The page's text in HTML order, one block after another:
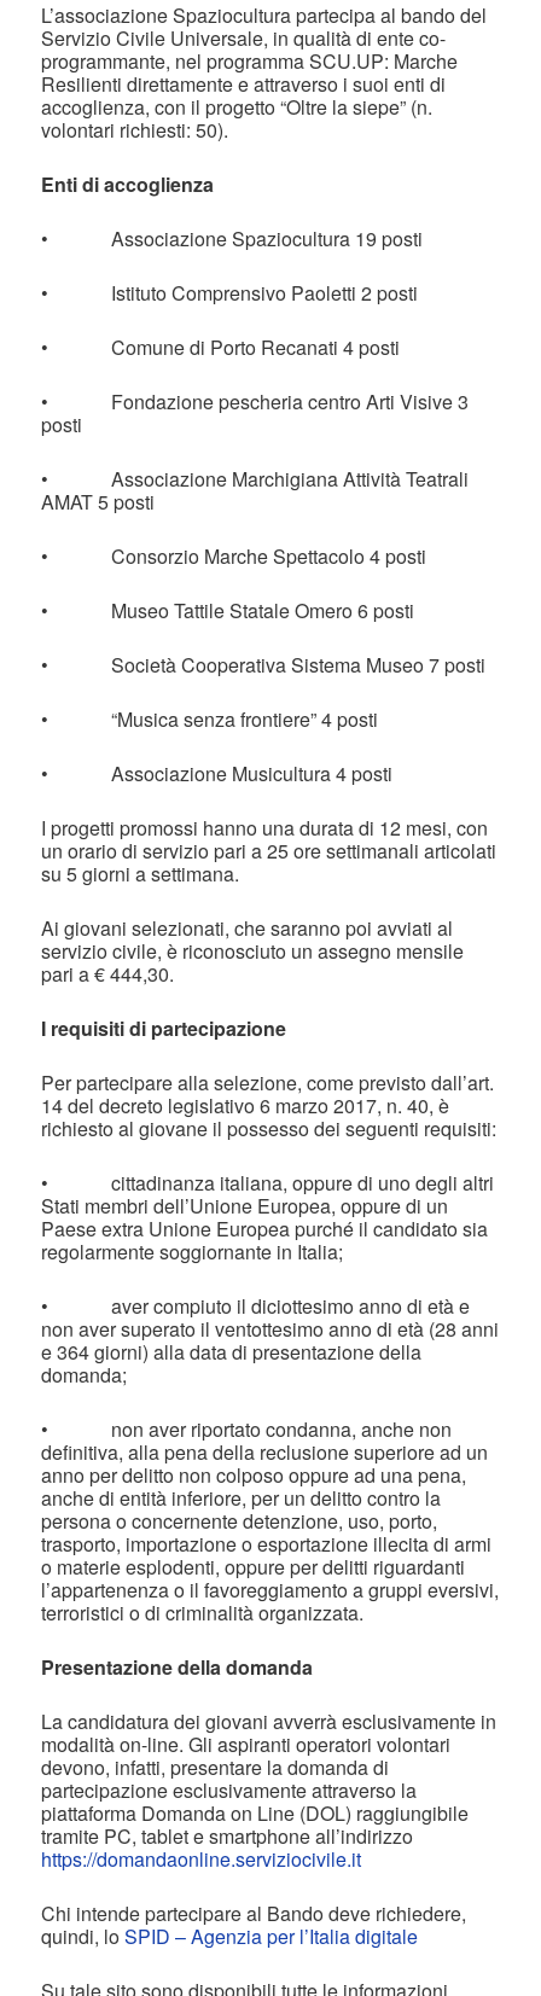
L’associazione Spaziocultura partecipa al bando del
Servizio Civile Universale, in qualità di ente co-
programmante, nel programma SCU.UP: Marche
Resilienti direttamente e attraverso i suoi enti di
accoglienza, con il progetto “Oltre la siepe” (n.
volontari richiesti: 50).
Enti di accoglienza
• Associazione Spaziocultura 19 posti
• Istituto Comprensivo Paoletti 2 posti
• Comune di Porto Recanati 4 posti
• Fondazione pescheria centro Arti Visive 3
posti
• Associazione Marchigiana Attività Teatrali
AMAT 5 posti
• Consorzio Marche Spettacolo 4 posti
• Museo Tattile Statale Omero 6 posti
• Società Cooperativa Sistema Museo 7 posti
• “Musica senza frontiere” 4 posti
• Associazione Musicultura 4 posti
I progetti promossi hanno una durata di 12 mesi, con
un orario di servizio pari a 25 ore settimanali articolati
su 5 giorni a settimana.
Ai giovani selezionati, che saranno poi avviati al
servizio civile, è riconosciuto un assegno mensile
pari a € 444,30.
I requisiti di partecipazione
Per partecipare alla selezione, come previsto dall’art.
14 del decreto legislativo 6 marzo 2017, n. 40, è
richiesto al giovane il possesso dei seguenti requisiti:
• cittadinanza italiana, oppure di uno degli altri
Stati membri dell’Unione Europea, oppure di un
Paese extra Unione Europea purché il candidato sia
regolarmente soggiornante in Italia;
• aver compiuto il diciottesimo anno di età e
non aver superato il ventottesimo anno di età (28 anni
e 364 giorni) alla data di presentazione della
domanda;
• non aver riportato condanna, anche non
definitiva, alla pena della reclusione superiore ad un
anno per delitto non colposo oppure ad una pena,
anche di entità inferiore, per un delitto contro la
persona o concernente detenzione, uso, porto,
trasporto, importazione o esportazione illecita di armi
o materie esplodenti, oppure per delitti riguardanti
l’appartenenza o il favoreggiamento a gruppi eversivi,
terroristici o di criminalità organizzata.
Presentazione della domanda
La candidatura dei giovani avverrà esclusivamente in
modalità on-line. Gli aspiranti operatori volontari
devono, infatti, presentare la domanda di
partecipazione esclusivamente attraverso la
piattaforma Domanda on Line (DOL) raggiungibile
tramite PC, tablet e smartphone all’indirizzo
https://domandaonline.serviziocivile.it
Chi intende partecipare al Bando deve richiedere,
quindi, loSPID – Agenzia per l’Italia digitale